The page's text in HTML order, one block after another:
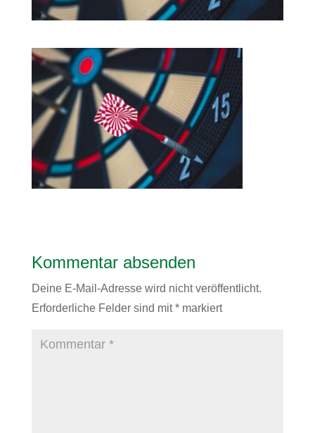
Kommentar absenden
Deine E-Mail-Adresse wird nicht veröffentlicht.
Erforderliche Felder sind mit*markiert